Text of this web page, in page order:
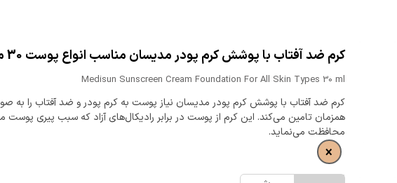
کرم ضد آفتاب با پوشش کرم پودر مدیسان مناسب انواع پوست 30 میلی لیتر
Medisun Sunscreen Cream Foundation For All Skin Types 30 ml
کرم ضد آفتاب با پوشش کرم پودر مدیسان نیاز پوست به کرم پودر و ضد آفتاب را به
همزمان تامین می‌کند. این کرم از پوست در برابر رادیکال‌های آزاد که سبب پیری پوست
محافظت می‌نماید.